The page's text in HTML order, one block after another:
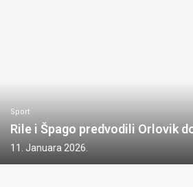
Sport
Rile i Špago predvodili Orlovik
11. Januara 2026.